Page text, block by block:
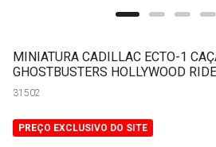
MINIATURA CADILLAC ECTO-1
GHOSTBUSTERS HOLLYWOOD
31502
PREÇO EXCLUSIVO DO SITE